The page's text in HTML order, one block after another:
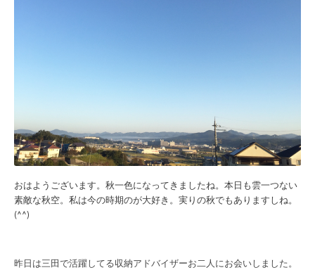
おはようございます。秋一色になってきましたね。本日も雲一つない
素敵な秋空。私は今の時期のが大好き。実りの秋でもありますしね。
(^^)
昨日は三田で活躍してる収納アドバイザーお二人にお会いしました。